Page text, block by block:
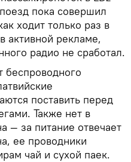
пока совершил
ходит только раз в
активной рекламе,
радио не сработал.
поставить перед
Также нет в
— за питание отвечает
ее проводники
чай и сухой паек.